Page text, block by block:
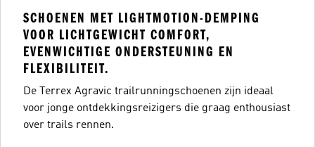
SCHOENEN MET LIGHTMOTION-DEMPING
VOOR LICHTGEWICHT COMFORT,
EVENWICHTIGE ONDERSTEUNING EN
FLEXIBILITEIT.
De Terrex Agravic trailrunningschoenen zijn ideaal
voor jonge ontdekkingsreizigers die graag enthousiast
over trails rennen.